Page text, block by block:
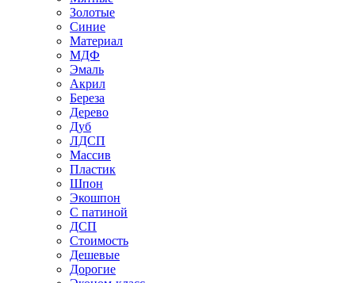
Золотые
Синие
Материал
МДФ
Эмаль
Акрил
Береза
Дерево
Дуб
ЛДСП
Массив
Пластик
Шпон
Экошпон
С патиной
ДСП
Стоимость
Дешевые
Дорогие